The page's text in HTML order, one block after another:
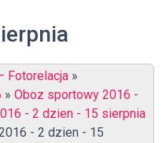
Fotorelacja »
» Oboz sportowy 2016 -
- 2 dzien - 15 sierpnia
- 2 dzien - 15